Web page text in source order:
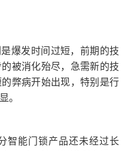
爆发时间过短，前期的技
被消化殆尽，急需新的技
弊病开始出现，特别是行
。
能门锁产品还未经过长